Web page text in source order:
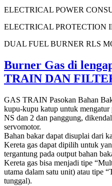
ELECTRICAL POWER
ELECTRICAL PROTECTION
DUAL FUEL BURNER RLS
Burner Gas di
TRAIN DAN
GAS TRAIN Pasokan Bahan
kupu-kupu katup untuk mengatur
NS dan 2 dan panggung,
servomotor.
Bahan bakar dapat disuplai dari
Kereta gas dapat dipilih untuk
tergantung pada output bahan
Kereta gas bisa menjadi tipe
utama dalam satu unit) atau tipe
tunggal).